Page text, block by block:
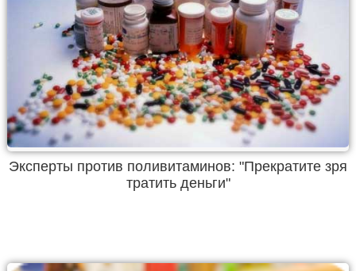
Эксперты против поливитаминов: "Прекратите зря
тратить деньги"